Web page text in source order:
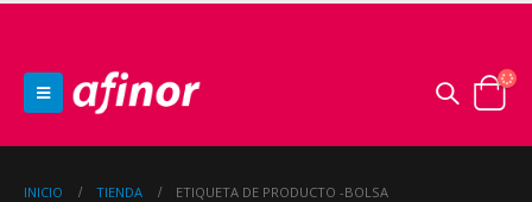
INICIO TIENDA ETIQUETA DE PRODUCTO -BOLSA